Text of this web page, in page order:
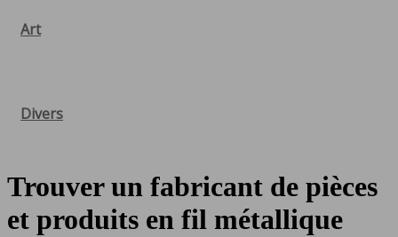
Art
Divers
Trouver un fabricant de pièces
et produits en fil métallique